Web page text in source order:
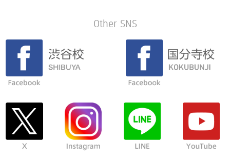
Other SNS